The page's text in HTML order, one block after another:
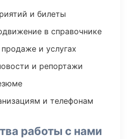
и билеты
в справочнике
и услугах
и репортажи
и телефонам
работы с нами